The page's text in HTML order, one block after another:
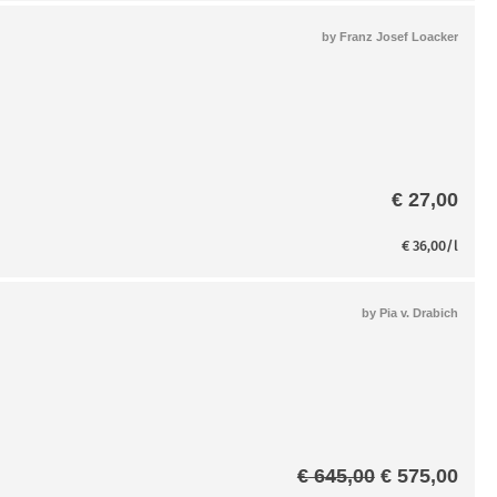
by Franz Josef Loacker
€27,00
€36,00/l
by Pia v. Drabich
€645,00 €575,00